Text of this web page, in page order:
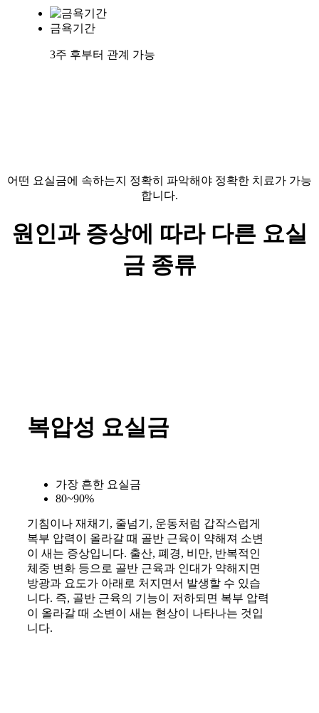
금욕기간
3주 후부터 관계 가능
어떤 요실금에 속하는지 정확히 파악해야 정확한 치료가 가능
합니다.
원인과 증상에 따라 다른 요실
금 종류
복압성 요실금
가장 흔한 요실금
80~90%
기침이나 재채기, 줄넘기, 운동처럼 갑작스럽게
복부 압력이 올라갈 때 골반 근육이 약해져 소변
이 새는 증상입니다. 출산, 폐경, 비만, 반복적인
체중 변화 등으로 골반 근육과 인대가 약해지면
방광과 요도가 아래로 처지면서 발생할 수 있습
니다. 즉, 골반 근육의 기능이 저하되면 복부 압력
이 올라갈 때 소변이 새는 현상이 나타나는 것입
니다.